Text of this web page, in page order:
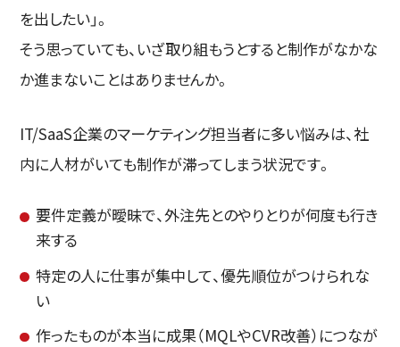
を出したい」。
そう思っていても、いざ取り組もうとすると制作がなかな
か進まないことはありませんか。
IT/SaaS企業のマーケティング担当者に多い悩みは、社
内に人材がいても制作が滞ってしまう状況です。
要件定義が曖昧で、外注先とのやりとりが何度も行き
来する
特定の人に仕事が集中して、優先順位がつけられな
い
作ったものが本当に成果（MQLやCVR改善）につなが